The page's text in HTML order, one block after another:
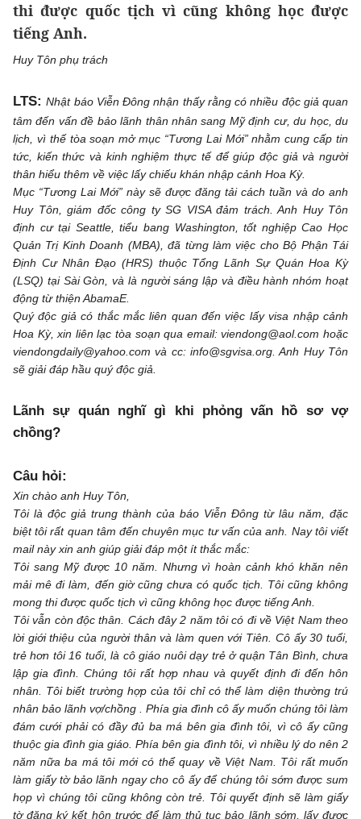
thi được quốc tịch vì cũng không học được
tiếng Anh.
Huy Tôn phụ trách
LTS: Nhật báo Viễn Đông nhận thấy rằng có nhiều độc giả quan
tâm đến vấn đề bảo lãnh thân nhân sang Mỹ định cư, du học, du
lịch, vì thế tòa soạn mở mục “Tương Lai Mới” nhằm cung cấp tin
tức, kiến thức và kinh nghiệm thực tế để giúp độc giả và người
thân hiểu thêm về việc lấy chiếu khán nhập cảnh Hoa Kỳ.
Mục “Tương Lai Mới” này sẽ được đăng tải cách tuần và do anh
Huy Tôn, giám đốc công ty SG VISA đảm trách. Anh Huy Tôn
định cư tại Seattle, tiểu bang Washington, tốt nghiệp Cao Học
Quản Trị Kinh Doanh (MBA), đã từng làm việc cho Bộ Phận Tái
Định Cư Nhân Đạo (HRS) thuộc Tổng Lãnh Sự Quán Hoa Kỳ
(LSQ) tại Sài Gòn, và là người sáng lập và điều hành nhóm hoạt
động từ thiện AbamaE.
Quý độc giả có thắc mắc liên quan đến việc lấy visa nhập cảnh
Hoa Kỳ, xin liên lạc tòa soạn qua email: viendong@aol.com hoặc
viendongdaily@yahoo.com và cc: info@sgvisa.org. Anh Huy Tôn
sẽ giải đáp hầu quý độc giả.
Lãnh sự quán nghĩ gì khi phỏng vấn hồ sơ vợ
chồng?
Câu hỏi:
Xin chào anh Huy Tôn,
Tôi là độc giả trung thành của báo Viễn Đông từ lâu năm, đặc
biệt tôi rất quan tâm đến chuyên mục tư vấn của anh. Nay tôi viết
mail này xin anh giúp giải đáp một ít thắc mắc:
Tôi sang Mỹ được 10 năm. Nhưng vì hoàn cảnh khó khăn nên
mải mê đi làm, đến giờ cũng chưa có quốc tịch. Tôi cũng không
mong thi được quốc tịch vì cũng không học được tiếng Anh.
Tôi vẫn còn độc thân. Cách đây 2 năm tôi có đi về Việt Nam theo
lời giới thiệu của người thân và làm quen với Tiên. Cô ấy 30 tuổi,
trẻ hơn tôi 16 tuổi, là cô giáo nuôi dạy trẻ ở quận Tân Bình, chưa
lập gia đình. Chúng tôi rất hợp nhau và quyết định đi đến hôn
nhân. Tôi biết trường hợp của tôi chỉ có thể làm diện thường trú
nhân bảo lãnh vợ/chồng . Phía gia đình cô ấy muốn chúng tôi làm
đám cưới phải có đầy đủ ba má bên gia đình tôi, vì cô ấy cũng
thuộc gia đình gia giáo. Phía bên gia đình tôi, vì nhiều lý do nên 2
năm nữa ba má tôi mới có thể quay về Việt Nam. Tôi rất muốn
làm giấy tờ bảo lãnh ngay cho cô ấy để chúng tôi sớm được sum
họp vì chúng tôi cũng không còn trẻ. Tôi quyết định sẽ làm giấy
tờ đăng ký kết hôn trước để làm thủ tục bảo lãnh sớm, lấy được